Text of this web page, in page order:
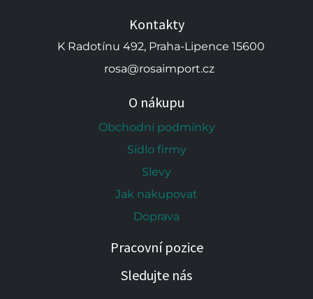
Kontakty
K Radotínu 492, Praha-Lipence 15600
rosa@rosaimport.cz
O nákupu
Obchodní podmínky
Sídlo firmy
Slevy
Jak nakupovat
Doprava
Pracovní pozice
Sledujte nás